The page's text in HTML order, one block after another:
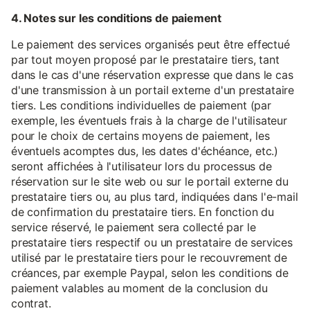
4. Notes sur les conditions de paiement
Le paiement des services organisés peut être effectué
par tout moyen proposé par le prestataire tiers, tant
dans le cas d'une réservation expresse que dans le cas
d'une transmission à un portail externe d'un prestataire
tiers. Les conditions individuelles de paiement (par
exemple, les éventuels frais à la charge de l'utilisateur
pour le choix de certains moyens de paiement, les
éventuels acomptes dus, les dates d'échéance, etc.)
seront affichées à l'utilisateur lors du processus de
réservation sur le site web ou sur le portail externe du
prestataire tiers ou, au plus tard, indiquées dans l'e-mail
de confirmation du prestataire tiers. En fonction du
service réservé, le paiement sera collecté par le
prestataire tiers respectif ou un prestataire de services
utilisé par le prestataire tiers pour le recouvrement de
créances, par exemple Paypal, selon les conditions de
paiement valables au moment de la conclusion du
contrat.